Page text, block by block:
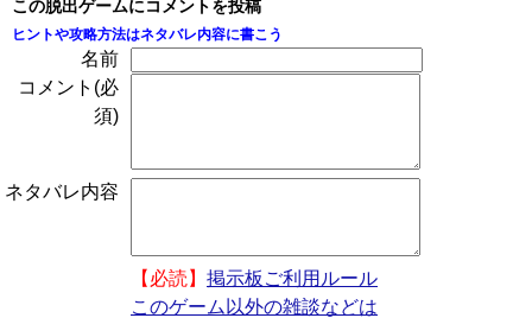
この脱出ゲームにコメントを投稿
ヒントや攻略方法はネタバレ内容に書こう
名前
コメント(必
須)
ネタバレ内容
【必読】 掲示板ご利用ルール
このゲーム以外の雑談などは